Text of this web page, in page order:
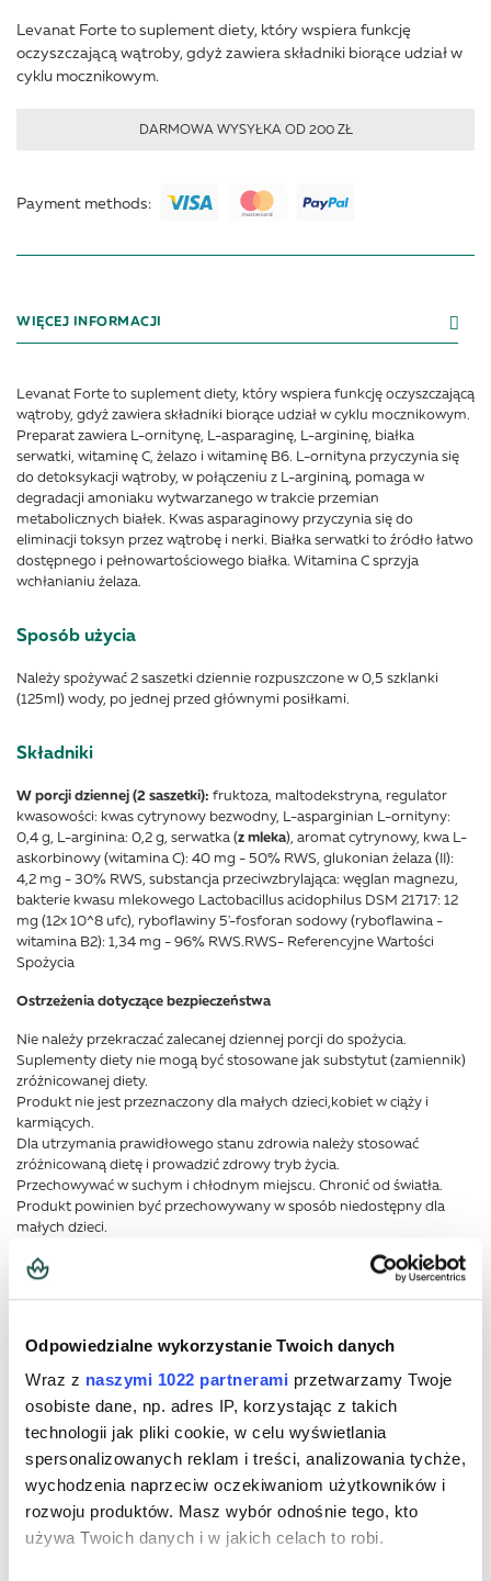
Odpowiedzialne wykorzystanie Twoich danych
Wraz z naszymi 1022 partnerami przetwarzamy Twoje
osobiste dane, np. adres IP, korzystając z takich
technologii jak pliki cookie, w celu wyświetlania
spersonalizowanych reklam i treści, analizowania tychże,
wychodzenia naprzeciw oczekiwaniom użytkowników i
rozwoju produktów. Masz wybór odnośnie tego, kto
używa Twoich danych i w jakich celach to robi.
Levanat Forte to suplement diety, który wspiera funkcję
oczyszczającą wątroby, gdyż zawiera składniki biorące udział w
cyklu mocznikowym.
DARMOWA WYSYŁKA OD 200 ZŁ
Payment methods:
WIĘCEJ INFORMACJI
Levanat Forte to suplement diety, który wspiera funkcję oczyszczającą
wątroby, gdyż zawiera składniki biorące udział w cyklu mocznikowym.
Preparat zawiera L-ornitynę, L-asparaginę, L-argininę, białka
serwatki, witaminę C, żelazo i witaminę B6. L-ornityna przyczynia się
do detoksykacji wątroby, w połączeniu z L-argininą, pomaga w
degradacji amoniaku wytwarzanego w trakcie przemian
metabolicznych białek. Kwas asparaginowy przyczynia się do
eliminacji toksyn przez wątrobę i nerki. Białka serwatki to źródło łatwo
dostępnego i pełnowartościowego białka. Witamina C sprzyja
wchłanianiu żelaza.
Sposób użycia
Należy spożywać 2 saszetki dziennie rozpuszczone w 0,5 szklanki
(125ml) wody, po jednej przed głównymi posiłkami.
Składniki
W porcji dziennej (2 saszetki): fruktoza, maltodekstryna, regulator
kwasowości: kwas cytrynowy bezwodny, L-asparginian L-ornityny:
0,4 g, L-arginina: 0,2 g, serwatka (z mleka), aromat cytrynowy, kwa L-
askorbinowy (witamina C): 40 mg - 50% RWS, glukonian żelaza (II):
4,2 mg - 30% RWS, substancja przeciwzbrylająca: węglan magnezu,
bakterie kwasu mlekowego Lactobacillus acidophilus DSM 21717: 12
mg (12x 10^8 ufc), ryboflawiny 5'-fosforan sodowy (ryboflawina -
witamina B2): 1,34 mg - 96% RWS.RWS- Referencyjne Wartości
Spożycia
Ostrzeżenia dotyczące bezpieczeństwa
Nie należy przekraczać zalecanej dziennej porcji do spożycia.
Suplementy diety nie mogą być stosowane jak substytut (zamiennik)
zróżnicowanej diety.
Produkt nie jest przeznaczony dla małych dzieci,kobiet w ciąży i
karmiących.
Dla utrzymania prawidłowego stanu zdrowia należy stosować
zróżnicowaną dietę i prowadzić zdrowy tryb życia.
Przechowywać w suchym i chłodnym miejscu. Chronić od światła.
Produkt powinien być przechowywany w sposób niedostępny dla
małych dzieci.
Dodatkowe informacje
Więcej informacji
Forma podania saszetki
Zalecana jednorazowa porcja 1
Liczba porcji w opakowaniu 20